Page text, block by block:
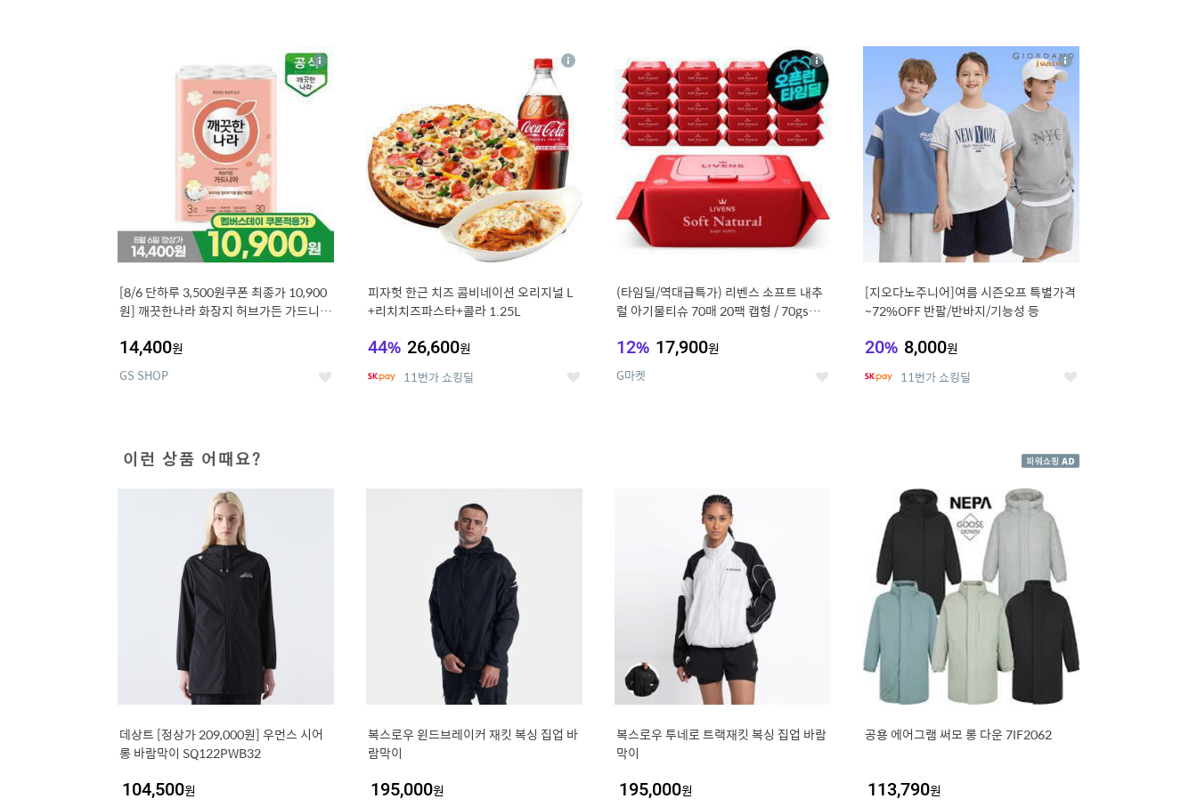
[8/6 단하루 3,500원쿠폰 최종가 10,900
원] 깨끗한나라 화장지 허브가든 가드니아
14,400원
GS SHOP 좋
상
세
피자헛 한근 치즈 콤비네이션 오리지널 L
+리치치즈파스타+콜라 1.25L
44% 26,600원
11번가 쇼킹딜 좋
상
(타임딜/역대급특가) 리벤스 소프트 내추
럴 아기물티슈 70매 20팩 캡형 / 70gsm
12% 17,900원
G마켓 좋
상
세
8
[지오다노주니어]여름 시즌오프 특별가격
~72%OFF 반팔/반바지/기능성 등
20% 8,000원
11번가 쇼킹딜 좋
상
세
이런 상품 어때요?
데상트 [정상가 209,000원] 우먼스 시어
롱 바람막이 SQ122PWB32
104,500원
복스로우 윈드브레이커 재킷 복싱 집업 바
람막이
195,000원
복스로우 투네로 트랙재킷 복싱 집업 바람
막이
195,000원
공용 에어그램 써모 롱 다운 7IF2062
113,790원